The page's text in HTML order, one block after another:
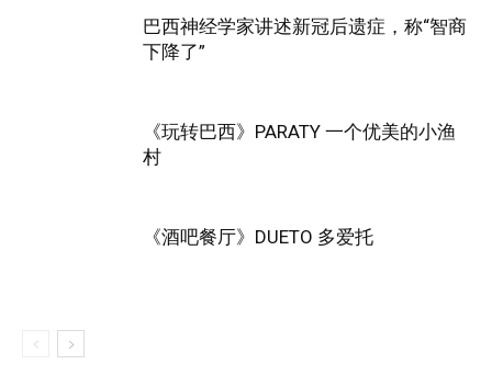
巴西神经学家讲述新冠后遗症，称“智商
下降了”
《玩转巴西》PARATY 一个优美的小渔
村
《酒吧餐厅》DUETO 多爱托